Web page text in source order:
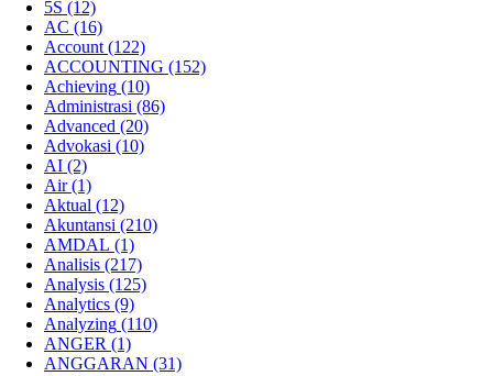
5S (12)
AC (16)
Account(122)
ACCOUNTING (152)
Achieving (10)
Administrasi (86)
Advanced (20)
Advokasi (10)
AI (2)
Air(1)
Aktual (12)
Akuntansi (210)
AMDAL (1)
Analisis (217)
Analysis (125)
Analytics (9)
Analyzing (110)
ANGER (1)
ANGGARAN (31)